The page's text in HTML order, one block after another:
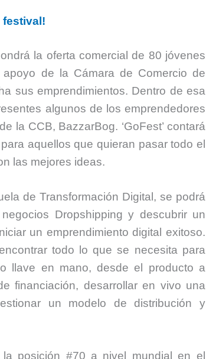
festival!
la oferta comercial de 80 jóvenes
de la Cámara de Comercio de
sus emprendimientos. Dentro de esa
algunos de los emprendedores
la CCB, BazzarBog. ‘GoFest’ contará
aquellos que quieran pasar todo el
las mejores ideas.
de Transformación Digital, se podrá
Dropshipping y descubrir un
un emprendimiento digital exitoso.
todo lo que se necesita para
llave en mano, desde el producto a
financiación, desarrollar en vivo una
un modelo de distribución y
posición #70 a nivel mundial en el